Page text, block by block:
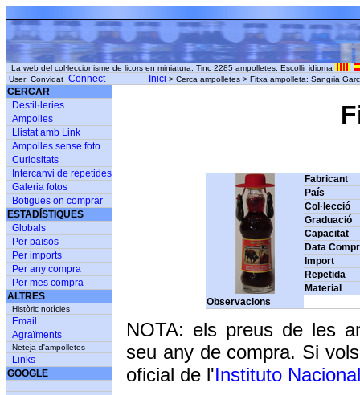
La web del col·leccionisme de licors en miniatura. Tinc 2285 ampolletes. Escollir idioma
User: Convidat Connect Inici > Cerca ampolletes > Fitxa ampolleta: Sangria
CERCAR
Destil·leries
Ampolles
Llistat amb Link
Ampolles sense foto
Curiositats
Intercanvi de repetides
Galeria fotos
Botigues on comprar
ESTADÍSTIQUES
Globals
Per països
Per imports
Per any compra
Per mes compra
ALTRES
Històric notícies
Email
Agraïments
Neteja d'ampolletes
Links
GOOGLE
Fabricant
País
Col·lecció
Graduació
Capacitat
Data
Import
Repetida
Material
Observacions
NOTA: els preus de les
seu any de compra. Si
oficial de l'Instituto